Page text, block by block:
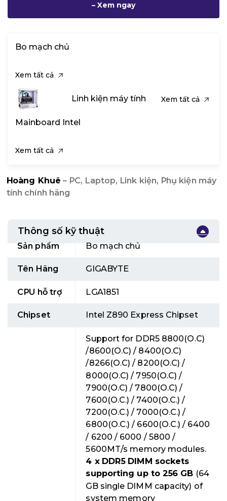
– Xem ngay
Bo mạch chủ
Xem tất cả
Linh kiện máy tính Xem tất cả
Mainboard Intel
Xem tất cả
Hoàng Khuê – PC, Laptop, Link kiện, Phụ kiện máy
tính chính hãng
Thông số kỹ thuật
Sản phẩm Bo mạch chủ
Tên Hãng GIGABYTE
CPU hỗ trợ LGA1851
Chipset Intel Z890 Express Chipset
Support for DDR5 8800(O.C)
/8600(O.C) / 8400(O.C)
/8266(O.C) / 8200(O.C) /
8000(O.C) / 7950(O.C) /
7900(O.C) / 7800(O.C) /
7600(O.C.) / 7400(O.C.) /
7200(O.C.) / 7000(O.C.) /
6800(O.C.) / 6600(O.C.) / 6400
/ 6200 / 6000 / 5800 /
5600MT/s memory modules.
4 x DDR5 DIMM sockets
supporting up to 256 GB (64
GB single DIMM capacity) of
system memory